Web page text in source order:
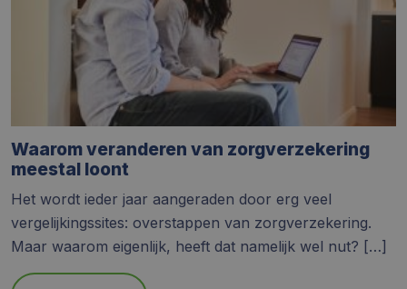
Waarom veranderen van zorgverzekering
meestal loont
Het wordt ieder jaar aangeraden door erg veel
vergelijkingssites: overstappen van zorgverzekering.
Maar waarom eigenlijk, heeft dat namelijk wel nut? […]